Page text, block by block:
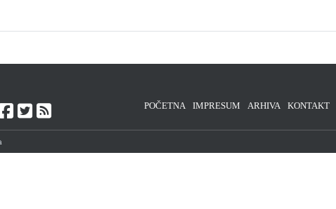
POČETNA IMPRESUM ARHIVA KONTAKT